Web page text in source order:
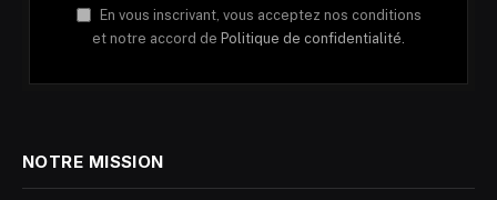
En vous inscrivant, vous acceptez nos conditions
et notre accord de Politique de confidentialité.
NOTRE MISSION